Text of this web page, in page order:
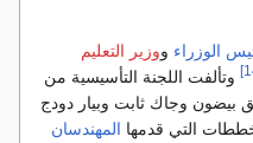
الوزراء ووزير التعليم
وتألفت اللجنة التأسيسية من
وجاك ثابت وبيار دودج
التي قدمها المهندسان